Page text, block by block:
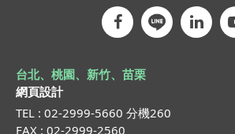
台北、桃園、新竹、苗栗
網頁設計
TEL : 02-2999-5660 分機260
FAX : 02-2999-2560